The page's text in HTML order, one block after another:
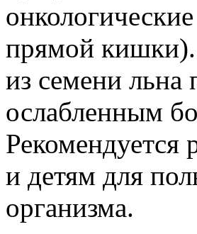
прямой
из семени
ослабленным
Рекомендуется
и детям для
организма.